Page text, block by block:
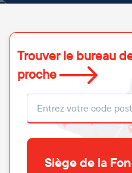
Trouver le bureau
proche
Localisation
Siège de la